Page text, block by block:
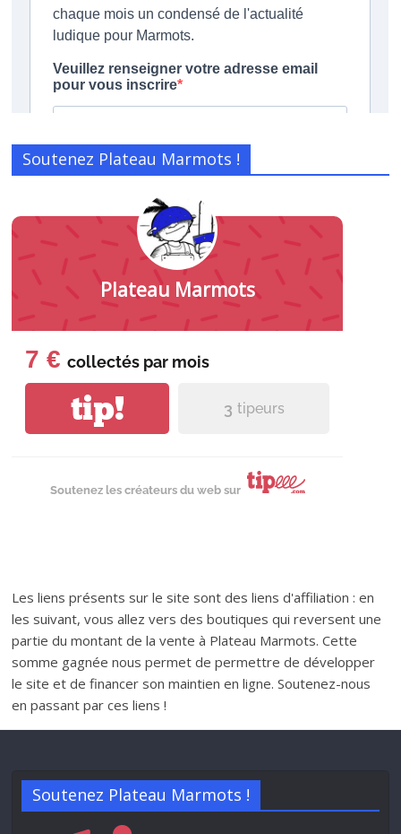
Soutenez Plateau Marmots !
Plateau Marmots
7 € collectés par mois
tip! 3 tipeurs
Soutenez les créateurs du web sur
Les liens présents sur le site sont des liens d'affiliation : en
les suivant, vous allez vers des boutiques qui reversent une
partie du montant de la vente à Plateau Marmots. Cette
somme gagnée nous permet de permettre de développer
le site et de financer son maintien en ligne. Soutenez-nous
en passant par ces liens !
Soutenez Plateau Marmots !